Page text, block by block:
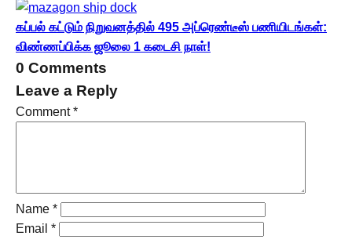
கப்பல் கட்டும் நிறுவனத்தில் 495 அப்ரெண்டீஸ் பணியிடங்கள்:
விண்ணப்பிக்க ஜூலை 1 கடைசி நாள்!
0 Comments
Leave a Reply
Comment*
Name *
Email *